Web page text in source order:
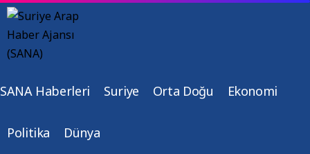
SANA Haberleri Suriye Orta Doğu Ekonomi
Politika Dünya